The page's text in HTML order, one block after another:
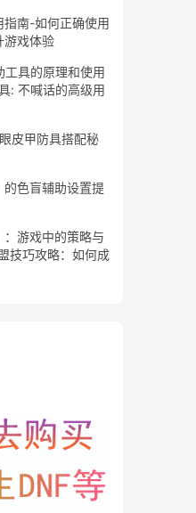
南-如何正确使用
游戏体验
工具的原理和使用
: 不喊话的高级用
皮甲防具搭配秘
色盲辅助设置提
：游戏中的策略与
技巧攻略：如何成